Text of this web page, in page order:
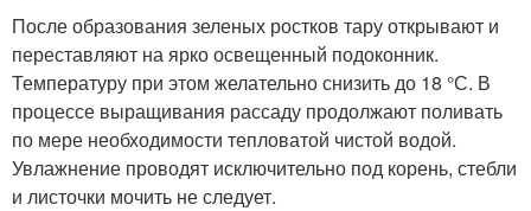
После образования зеленых ростков тару открывают и
переставляют на ярко освещенный подоконник.
Температуру при этом желательно снизить до 18 °С. В
процессе выращивания рассаду продолжают поливать
по мере необходимости тепловатой чистой водой.
Увлажнение проводят исключительно под корень, стебли
и листочки мочить не следует.